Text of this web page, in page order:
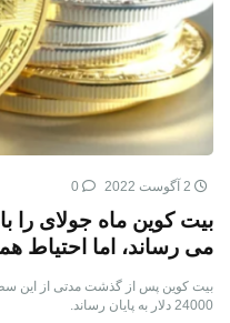
می رساند، اما احتیاط
بیت کوین پس از گذشت مدتی از این
24000 دلار به پایان رساند.